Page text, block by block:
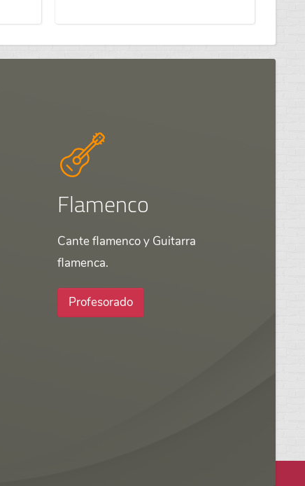
Flamenco
Cante flamenco y Guitarra
flamenca.
Profesorado